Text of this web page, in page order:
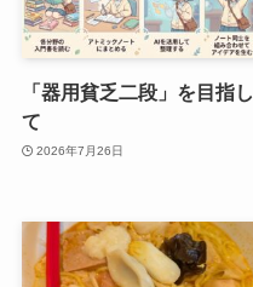
「器用貧乏二段」を目指し
て
2026年7月26日